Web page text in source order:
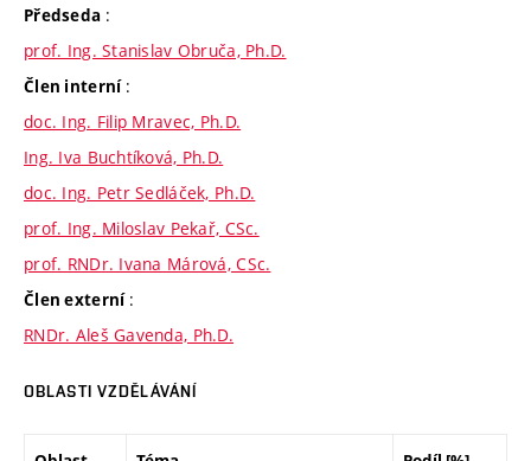
Předseda :
prof. Ing. Stanislav Obruča, Ph.D.
Člen interní :
doc. Ing. Filip Mravec, Ph.D.
Ing. Iva Buchtíková, Ph.D.
doc. Ing. Petr Sedláček, Ph.D.
prof. Ing. Miloslav Pekař, CSc.
prof. RNDr. Ivana Márová, CSc.
Člen externí :
RNDr. Aleš Gavenda, Ph.D.
OBLASTI VZDĚLÁVÁNÍ